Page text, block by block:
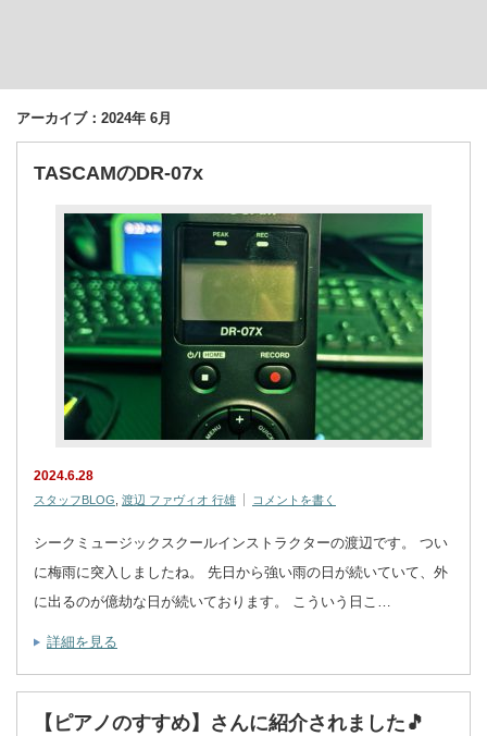
アーカイブ：2024年 6月
TASCAMのDR-07x
2024.6.28
スタッフBLOG, 渡辺 ファヴィオ 行雄 コメントを書く
シークミュージックスクールインストラクターの渡辺です。 つい
に梅雨に突入しましたね。 先日から強い雨の日が続いていて、外
に出るのが億劫な日が続いております。 こういう日こ…
詳細を見る
【ピアノのすすめ】さんに紹介されました🎵